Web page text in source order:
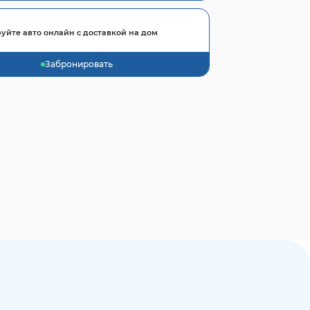
авто онлайн с доставкой на дом
Забронировать